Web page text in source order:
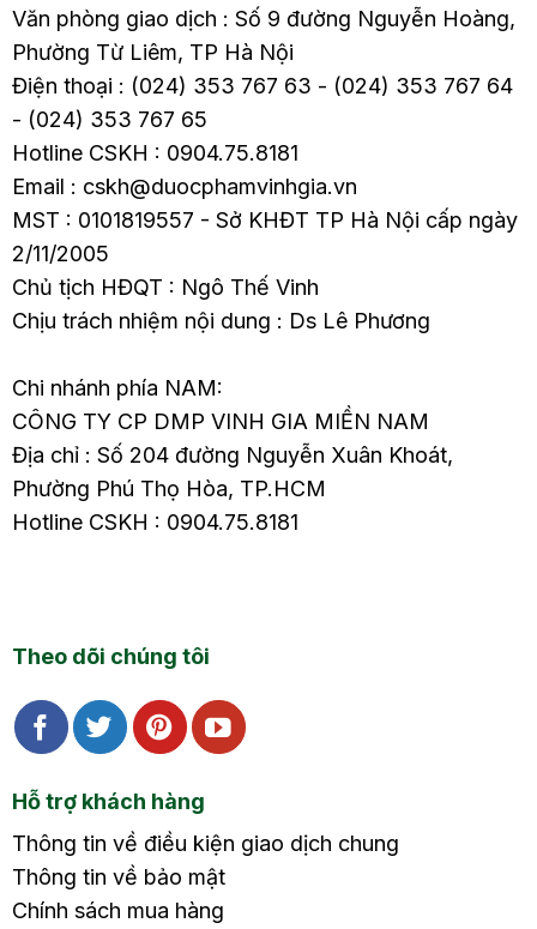
Văn phòng giao dịch : Số 9 đường Nguyễn Hoàng,
Phường Từ Liêm, TP Hà Nội
Điện thoại : (024) 353 767 63 - (024) 353 767 64
- (024) 353 767 65
Hotline CSKH : 0904.75.8181
Email : cskh@duocphamvinhgia.vn
MST : 0101819557 - Sở KHĐT TP Hà Nội cấp ngày
2/11/2005
Chủ tịch HĐQT : Ngô Thế Vinh
Chịu trách nhiệm nội dung : Ds Lê Phương
Chi nhánh phía NAM:
CÔNG TY CP DMP VINH GIA MIỀN NAM
Địa chỉ : Số 204 đường Nguyễn Xuân Khoát,
Phường Phú Thọ Hòa, TP.HCM
Hotline CSKH : 0904.75.8181
Theo dõi chúng tôi
Hỗ trợ khách hàng
Thông tin về điều kiện giao dịch chung
Thông tin về bảo mật
Chính sách mua hàng